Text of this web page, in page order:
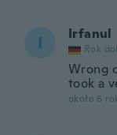
I Irfanul
Rok
Wrong
took a
około 6